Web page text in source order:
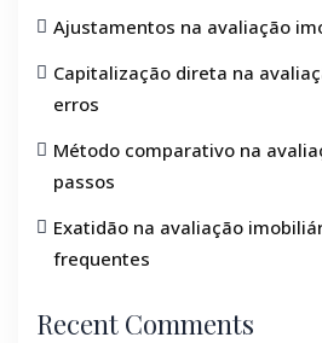
Ajustamentos na avaliação
Capitalização direta na
erros
Método comparativo na
passos
Exatidão na avaliação
frequentes
Recent Comments